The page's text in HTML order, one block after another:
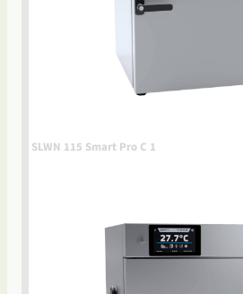
SLWN 115 Smart Pro C 1